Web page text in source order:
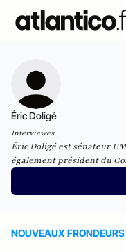
Éric Doligé
Interviewes
Éric Doligé est sénateur
également président du
NOUVEAUX FRONDEURS